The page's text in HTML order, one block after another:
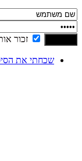
זכור
שכחתי את